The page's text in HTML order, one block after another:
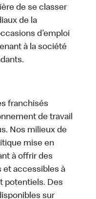
de se classer
de la
d’emploi
à la société
franchisés
de travail
Nos milieux de
mise en
à offrir des
et accessibles à
potentiels. Des
sur